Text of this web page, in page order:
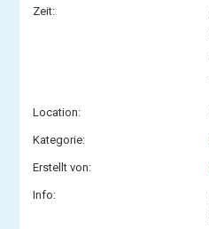
Zeit:
Location:
Kategorie:
Erstellt von:
Info: